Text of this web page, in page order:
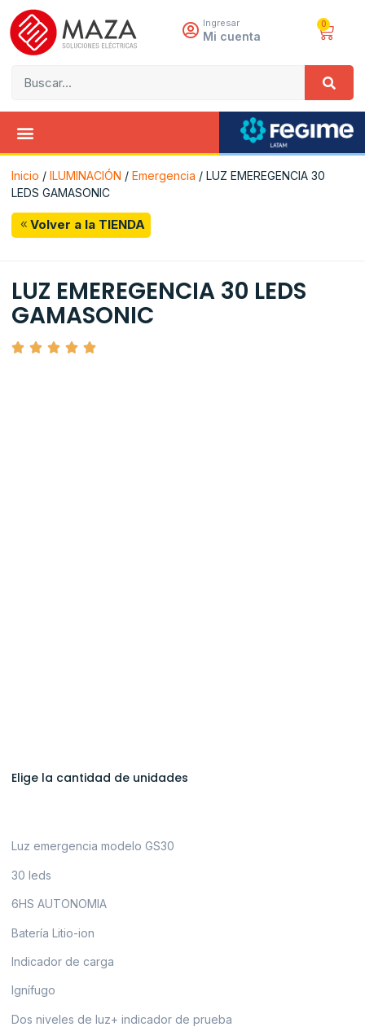
Ingresar
Mi cuenta
0
Inicio / ILUMINACIÓN / Emergencia / LUZ EMEREGENCIA 30
LEDS GAMASONIC
Volver a la TIENDA
LUZ EMEREGENCIA 30 LEDS
GAMASONIC
Elige la cantidad de unidades
Luz emergencia modelo GS30
30 leds
6HS AUTONOMIA
Batería Litio-ion
Indicador de carga
Ignífugo
Dos niveles de luz+ indicador de prueba